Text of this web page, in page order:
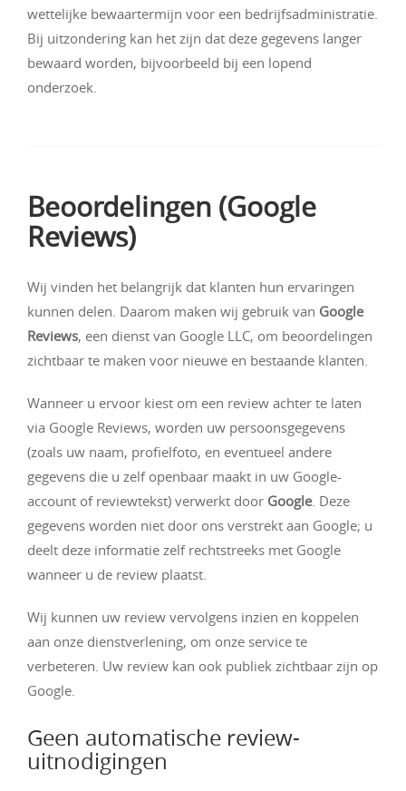
wettelijke bewaartermijn voor een bedrijfsadministratie.
Bij uitzondering kan het zijn dat deze gegevens langer
bewaard worden, bijvoorbeeld bij een lopend
onderzoek.
Beoordelingen (Google
Reviews)
Wij vinden het belangrijk dat klanten hun ervaringen
kunnen delen. Daarom maken wij gebruik van Google
Reviews, een dienst van Google LLC, om beoordelingen
zichtbaar te maken voor nieuwe en bestaande klanten.
Wanneer u ervoor kiest om een review achter te laten
via Google Reviews, worden uw persoonsgegevens
(zoals uw naam, profielfoto, en eventueel andere
gegevens die u zelf openbaar maakt in uw Google-
account of reviewtekst) verwerkt door Google. Deze
gegevens worden niet door ons verstrekt aan Google; u
deelt deze informatie zelf rechtstreeks met Google
wanneer u de review plaatst.
Wij kunnen uw review vervolgens inzien en koppelen
aan onze dienstverlening, om onze service te
verbeteren. Uw review kan ook publiek zichtbaar zijn op
Google.
Geen automatische review-
uitnodigingen